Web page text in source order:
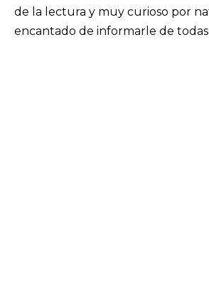
de la lectura y muy curioso por
encantado de informarle de todas